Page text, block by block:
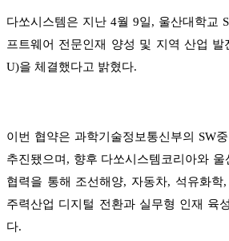
다쏘시스템은 지난 4월 9일, 울산대학교
프트웨어 전문인재 양성 및 지역 산업 발
U)을 체결했다고 밝혔다.
이번 협약은 과학기술정보통신부의 SW
추진됐으며, 향후 다쏘시스템코리아와
협력을 통해 조선해양, 자동차, 석유화학
주력산업 디지털 전환과 실무형 인재 육
다.